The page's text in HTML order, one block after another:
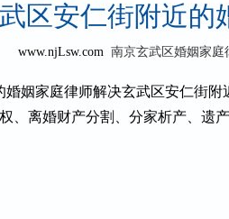
区安仁街附近的
www.njLsw.com南京玄武区婚姻家庭
姻家庭律师解决玄武区安仁街
、离婚财产分割、分家析产、遗